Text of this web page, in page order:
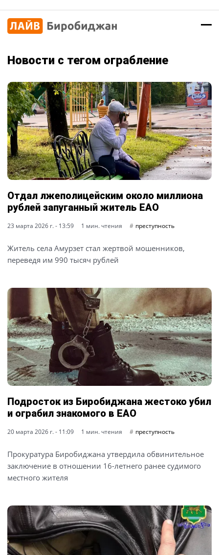
Новости с тегом ограбление
Отдал лжеполицейским около миллиона
рублей запуганный житель ЕАО
23 марта 2026 г. - 13:59 1 мин. чтения преступность
Житель села Амурзет стал жертвой мошенников,
переведя им 990 тысяч рублей
Подросток из Биробиджана жестоко убил
и ограбил знакомого в ЕАО
20 марта 2026 г. - 11:09 1 мин. чтения преступность
Прокуратура Биробиджана утвердила обвинительное
заключение в отношении 16-летнего ранее судимого
местного жителя